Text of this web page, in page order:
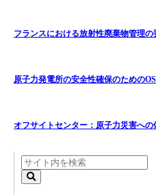
フランスにおける放射性廃棄物管理
原子力発電所の安全性確保のための
オフサイトセンター：原子力災害への